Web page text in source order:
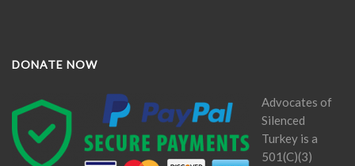
DONATE NOW
Advocates of
Silenced
Turkey is a
501(C)(3)